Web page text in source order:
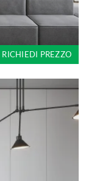
RICHIEDI PREZZO